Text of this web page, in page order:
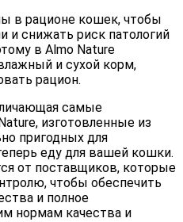
в рационе кошек, чтобы
и снижать риск патологий
в Almo Nature
и сухой корм,
рацион.
самые
изготовленные из
пригодных для
еду для вашей кошки.
от поставщиков, которые
чтобы обеспечить
и полное
нормам качества и